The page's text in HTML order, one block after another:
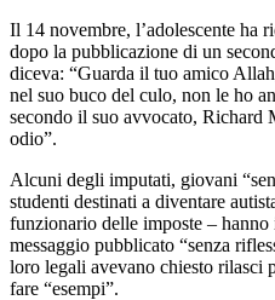
Il 14 novembre, l’adolescente ha
dopo la pubblicazione di un
diceva: “Guarda il tuo amico
nel suo buco del culo, non le ho
secondo il suo avvocato, Richard
odio”.
Alcuni degli imputati, giovani
studenti destinati a diventare
funzionario delle imposte –
messaggio pubblicato “senza
loro legali avevano chiesto rilasci
fare “esempi”.